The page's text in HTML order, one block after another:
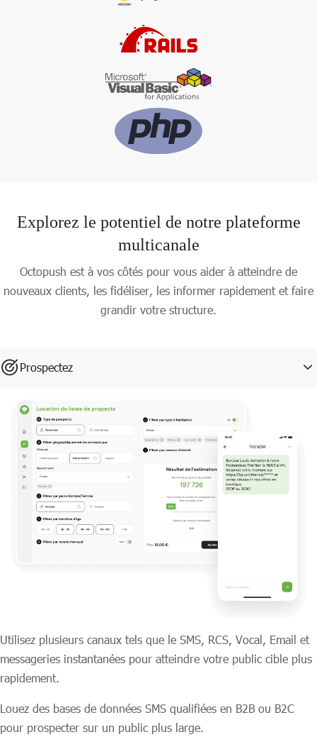
Explorez le potentiel de notre plateforme
multicanale
Octopush est à vos côtés pour vous aider à atteindre de
nouveaux clients, les fidéliser, les informer rapidement et faire
grandir votre structure.
Prospectez
Utilisez plusieurs canaux tels que le SMS, RCS, Vocal, Email et
messageries instantanées pour atteindre votre public cible plus
rapidement.
Louez des bases de données SMS qualifiées en B2B ou B2C
pour prospecter sur un public plus large.